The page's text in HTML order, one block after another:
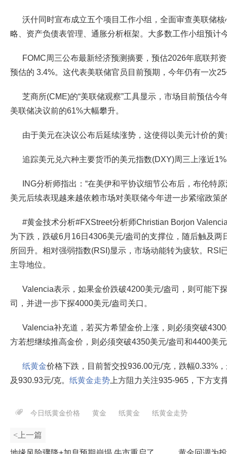
沃什同时宣布成立五个项目工作小组，全面审查美联储
略、资产负债表管理、通胀分析框架。大多数工作小组预计
FOMC周三公布最新经济预测摘要，预估2026年底联邦
预估的 3.4%。这代表美联储官员目前预期，今年仍有一次
芝商所(CME)的“美联储观察”工具显示，市场目前预估今
美联储决议前的61%大幅攀升。
由于美元在决议公布后延续涨势，这使得以美元计价的
追踪美元兑六种主要货币的美元指数(DXY)周三上涨近
ING分析师指出：“在美伊和平协议细节公布后，布伦特
美元后续表现越来越依赖市场对美联储今年进一步紧缩政策
#黄金技术分析#FXStreet分析师Christian Borjon
为下跌，跌破6月16日4306美元/盎司的支撑位，随后触及两
所回升。相对强弱指数(RSI)显示，市场动能转为疲软。RSI
主导地位。
Valencia表示，如果金价跌破4200美元/盎司，则可能下
司，并进一步下探4000美元/盎司关口。
Valencia补充道，若买方希望金价上涨，则必须突破
方若想继续推高金价，则必须突破4350美元/盎司和4400美
纸黄金价格下跌，目前暂交投936.00元/克，跌幅0.33%
及930.93元/克。 纸黄金走势 上方阻力关注935-965，下方支
今日纸黄金价格 黄金 纸黄金 纸黄金走势
<上一篇